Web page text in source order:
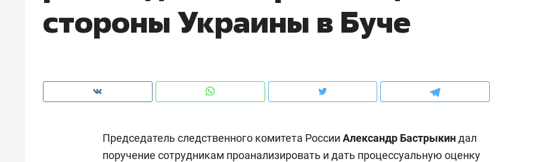
стороны Украины в Буче
Председатель следственного комитета России Александр Бастрыкиндал
поручение сотрудникам проанализировать и дать процессуальную оценку
рынки, почему надо знать аксакалов и
чем интересен Оман?
о трехкратном росте цен, дотошных
клиентах и чудных запросах мастеров